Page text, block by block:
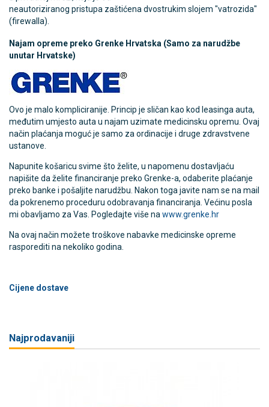
neautoriziranog pristupa zaštićena dvostrukim slojem "vatrozida"
(firewalla).
Najam opreme preko Grenke Hrvatska (Samo za narudžbe
unutar Hrvatske)
Ovo je malo kompliciranije. Princip je sličan kao kod leasinga auta,
međutim umjesto auta u najam uzimate medicinsku opremu. Ovaj
način plaćanja moguć je samo za ordinacije i druge zdravstvene
ustanove.
Napunite košaricu svime što želite, u napomenu dostavljaću
napišite da želite financiranje preko Grenke-a, odaberite plaćanje
preko banke i pošaljite narudžbu. Nakon toga javite nam se na mail
da pokrenemo proceduru odobravanja financiranja. Većinu posla
mi obavljamo za Vas. Pogledajte više na www.grenke.hr
Na ovaj način možete troškove nabavke medicinske opreme
rasporediti na nekoliko godina.
Cijene dostave
Najprodavaniji